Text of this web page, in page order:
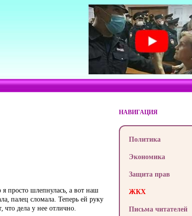
просто шлепнулась, а вот наш
палец сломала. Теперь ей руку
что дела у нее отлично.
НАВИГАЦИЯ
Политика
Экономика
Защита прав
ЖКХ
Письма читателей